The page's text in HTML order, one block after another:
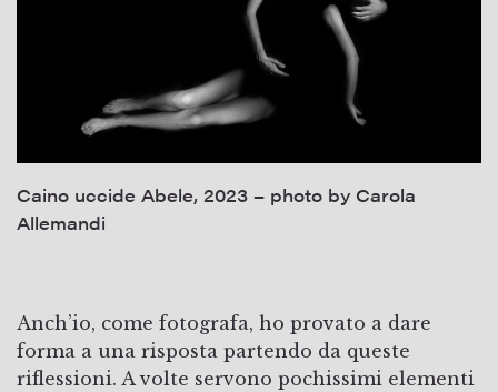
Caino uccide Abele, 2023 – photo by Carola
Allemandi
Anch’io, come fotografa, ho provato a dare
forma a una risposta partendo da queste
riflessioni. A volte servono pochissimi elementi